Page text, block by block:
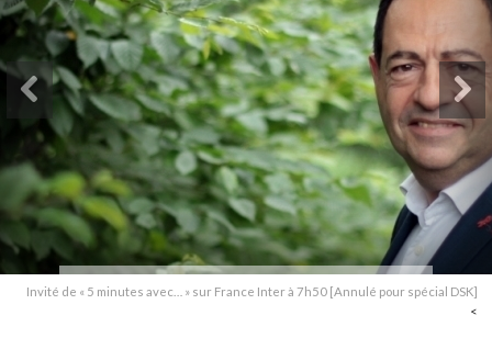
Invité de « 5 minutes avec… » sur France Inter à 7h50 [Annulé pour spécial DSK]